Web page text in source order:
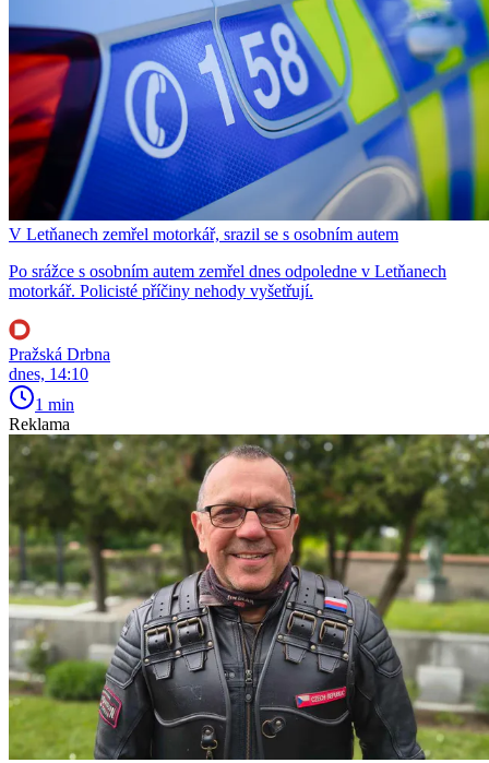
V Letňanech zemřel motorkář, srazil se s osobním autem
Po srážce s osobním autem zemřel dnes odpoledne v Letňanech
motorkář. Policisté příčiny nehody vyšetřují.
Pražská Drbna
dnes, 14:10
1 min
Reklama